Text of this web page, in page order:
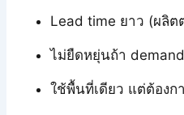
Lead time ยาว (ผลิต
ไม่ยืดหยุ่นถ้า
ใช้พื้นที่เดียว แต่ต้องก